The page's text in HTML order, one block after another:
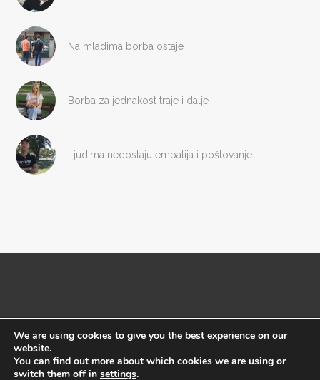
Na mladima borba ostaje
Borba za jednakost traje i dalje
Ljudima nedostaju empatija i poštovanje
Copyright © Megafon 2016
We are using cookies to give you the best experience on our
website.
You can find out more about which cookies we are using or
switch them off in settings.